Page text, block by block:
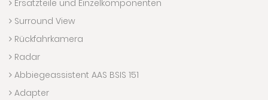
Ersatzteile und Einzelkomponenten
Surround View
Rückfahrkamera
Radar
Abbiegeassistent AAS BSIS 151
Adapter